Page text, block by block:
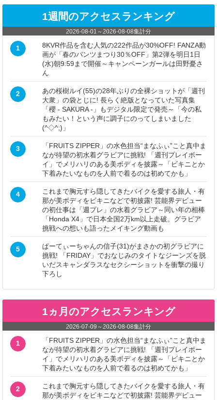
1週間のアクセスランキング
2026-08-01 ～2026-08-08集計分
1
8KVR作品を含む人気の222作品が30%OFF! FANZA動
画が「春のパンツまつり30％OFF」第2弾を明日1日
(水)朝9:59まで開催～キャンペーンガールは田野憂さ
ん
2
あの桜樹ルイ(55)の28年ぶりの全裸ショットが「週刊
大衆」の袋とじに! 長らく絶版となっていた写真集
「櫻 - SAKURA -」もデジタル限定で発売～「今の私
もみたい！という声に調子にのってしまいました
(^◇^;)」
3
「FRUITS ZIPPER」の水色担当“まなふぃ”こと真中ま
なが待望の初水着グラビアに挑戦! 「週刊プレイボー
イ」でメリハリのある美ボディを披露～「ビキニとか
下着みたいなものを人前で着るのは初めてかも」
4
これまで胸元すら隠してきたバイクを愛する旅人・有
那が美ボディをビキニなどで初披露! 芸能界デビュー
の初仕事は「週プレ」の水着グラビア～同い年の相棒
「Honda X4」で日本全国2万km以上走破。グラビア
挑戦への想いも語ったメイキング動画も
5
ぱーてぃーちゃんの信子(31)がまさかの初グラビアに
挑戦! 「FRIDAY」でおなじみのタイトなジーンズを脱
いだスキャンダラスなセクシーショットを衝撃の撮り
下ろし
1ヵ月のアクセスランキング
2026-07-09 ～2026-08-08集計分
1
「FRUITS ZIPPER」の水色担当“まなふぃ”こと真中ま
なが待望の初水着グラビアに挑戦! 「週刊プレイボー
イ」でメリハリのある美ボディを披露～「ビキニとか
下着みたいなものを人前で着るのは初めてかも」
2
これまで胸元すら隠してきたバイクを愛する旅人・有
那が美ボディをビキニなどで初披露! 芸能界デビュー